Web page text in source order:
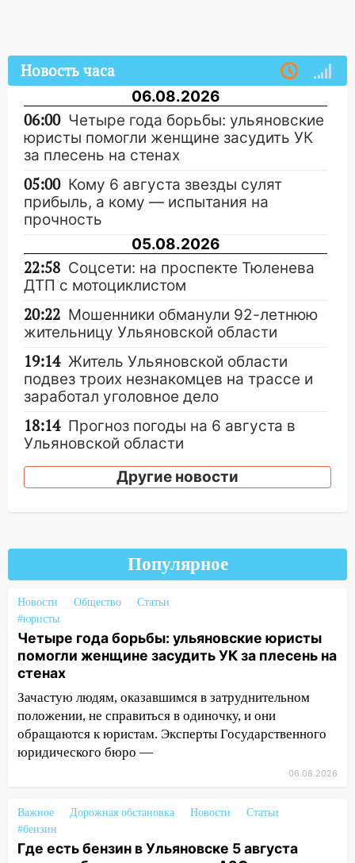
Новость часа
06.08.2026
06:00 Четыре года борьбы: ульяновские
юристы помогли женщине засудить УК
за плесень на стенах
05:00 Кому 6 августа звезды сулят
прибыль, а кому — испытания на
прочность
05.08.2026
22:58 Соцсети: на проспекте Тюленева
ДТП с мотоциклистом
20:22 Мошенники обманули 92-летнюю
жительницу Ульяновской области
19:14 Житель Ульяновской области
подвез троих незнакомцев на трассе и
заработал уголовное дело
18:14 Прогноз погоды на 6 августа в
Ульяновской области
18:00 Мотофристайл, рок и силовой
экстрим: в Ульяновске пройдет
августа после рабочего дня: список АЗС
17:05 «Обыск» по видеосвязи: в
Ульяновске задержали 19-летнюю
сообщницу мошенников
16:12 Едва не перерезал горло: в
Вешкайме посиделки с судимым
знакомым закончились для женщины
больницей
16:06 18-летняя девушка без прав
перевернулась на мопеде и попала в
больницу
миллионов рублей за криминальное
покровительство
15:32 На «кольце» кроссовер сбил 18-
Другие новости
Популярное
Новости Общество
Статьи
#юристы
Четыре года борьбы: ульяновские юристы
помогли женщине засудить УК за плесень на
стенах
Зачастую людям, оказавшимся в затруднительном
положении, не справиться в одиночку, и они
обращаются к юристам. Эксперты Государственного
юридического бюро —
06.08.2026
Важное Дорожная обстановка Новости
Статьи
#бензин
Где есть бензин в Ульяновске 5 августа